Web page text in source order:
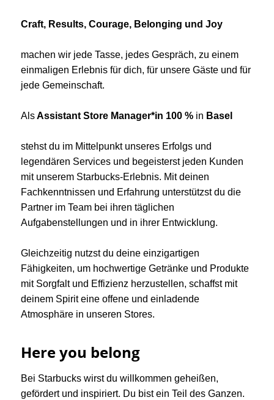
Craft, Results, Courage, Belonging und Joy
machen wir jede Tasse, jedes Gespräch, zu einem
einmaligen Erlebnis für dich, für unsere Gäste und für
jede Gemeinschaft.
AlsAssistant Store Manager*in 100 % in Basel
stehst du im Mittelpunkt unseres Erfolgs und
legendären Services und begeisterst jeden Kunden
mit unserem Starbucks-Erlebnis. Mit deinen
Fachkenntnissen und Erfahrung unterstützst du die
Partner im Team bei ihren täglichen
Aufgabenstellungen und in ihrer Entwicklung.
Gleichzeitig nutzst du deine einzigartigen
Fähigkeiten, um hochwertige Getränke und Produkte
mit Sorgfalt und Effizienz herzustellen, schaffst mit
deinem Spirit eine offene und einladende
Atmosphäre in unseren Stores.
Here you belong
Bei Starbucks wirst du willkommen geheißen,
gefördert und inspiriert. Du bist ein Teil des Ganzen.